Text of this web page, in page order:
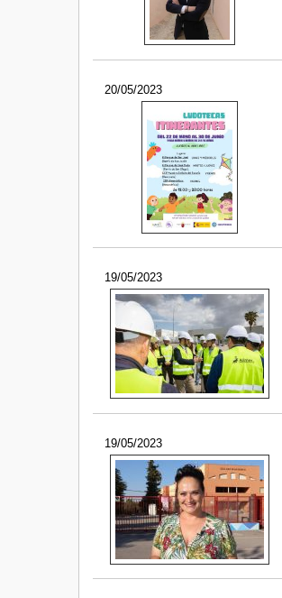
20/05/2023
19/05/2023
19/05/2023